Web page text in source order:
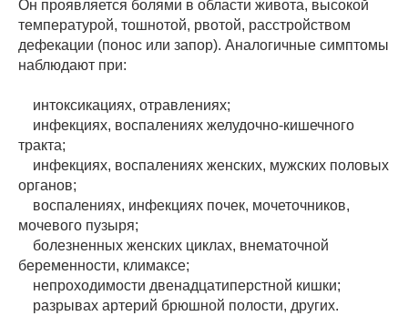
Он проявляется болями в области живота, высокой
температурой, тошнотой, рвотой, расстройством
дефекации (понос или запор). Аналогичные симптомы
наблюдают при:
интоксикациях, отравлениях;
инфекциях, воспалениях желудочно-кишечного
тракта;
инфекциях, воспалениях женских, мужских половых
органов;
воспалениях, инфекциях почек, мочеточников,
мочевого пузыря;
болезненных женских циклах, внематочной
беременности, климаксе;
непроходимости двенадцатиперстной кишки;
разрывах артерий брюшной полости, других.